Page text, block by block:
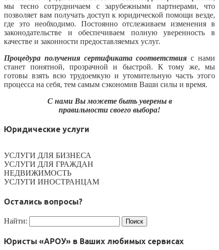
мы тесно сотрудничаем с зарубежными партнерами, что
позволяет вам получать доступ к юридической помощи везде,
где это необходимо. Постоянно отслеживаем изменения в
законодательстве и обеспечиваем полную уверенность в
качестве и законности предоставляемых услуг.
Процедура получения сертификата соответствия с нами
станет понятной, прозрачной и быстрой. К тому же, мы
готовы взять всю трудоемкую и утомительную часть этого
процесса на себя, тем самым сэкономив Ваши силы и время.
С нами Вы можете быть уверены в
правильности своего выбора!
Юридические услуги
УСЛУГИ ДЛЯ БИЗНЕСА
УСЛУГИ ДЛЯ ГРАЖДАН
НЕДВИЖИМОСТЬ
УСЛУГИ ИНОСТРАНЦАМ
Остались вопросы?
Найти:
Юристы «АРОУ» в Ваших любимых сервисах